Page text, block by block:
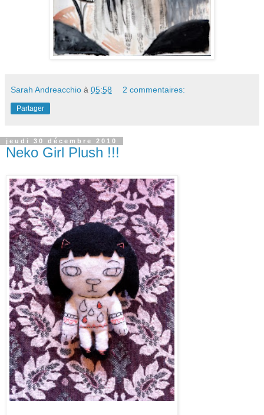
Sarah Andreacchio à 05:58 2 commentaires:
Partager
jeudi 30 décembre 2010
Neko Girl Plush !!!